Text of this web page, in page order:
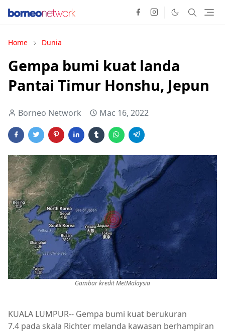
Home Dunia
Gempa bumi kuat landa
Pantai Timur Honshu, Jepun
Borneo Network Mac 16, 2022
Gambar kredit MetMalaysia
KUALA LUMPUR-- Gempa bumi kuat berukuran
7.4 pada skala Richter melanda kawasan berhampiran